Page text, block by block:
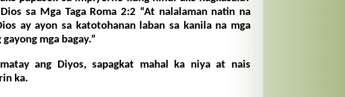
sa Mga Taga Roma 2:2 “At nalalaman natin na
ay ayon sa katotohanan laban sa kanila na mga
mga bagay.”
ang Diyos, sapagkat mahal ka niya at nais
ka.